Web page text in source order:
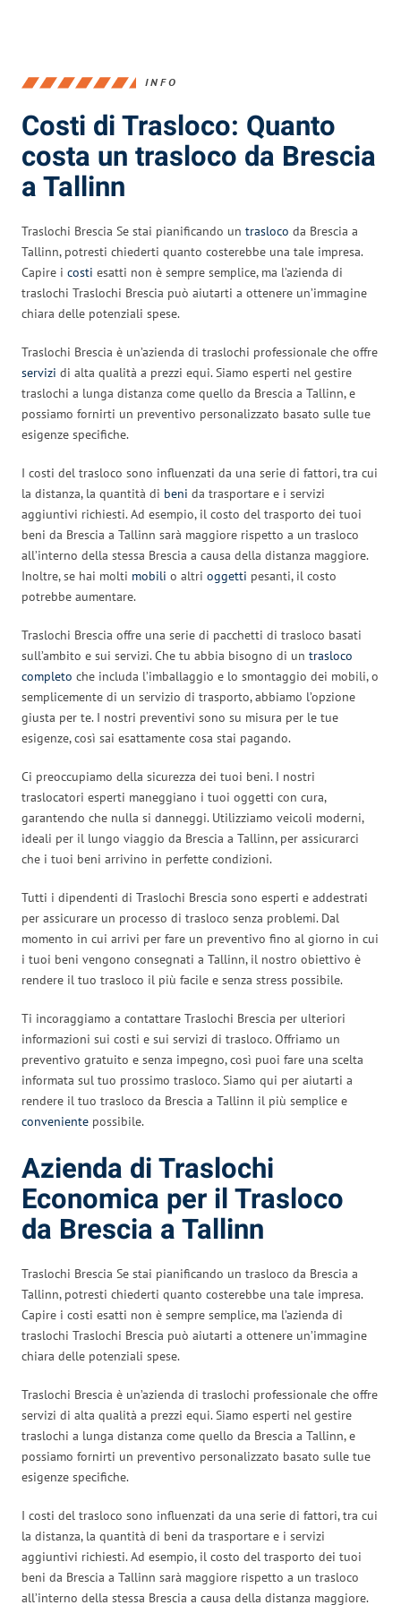
INFO
Costi di Trasloco: Quanto
costa un trasloco da Brescia
a Tallinn
Traslochi Brescia Se stai pianificando un trasloco da Brescia a
Tallinn, potresti chiederti quanto costerebbe una tale impresa.
Capire i costi esatti non è sempre semplice, ma l’azienda di
traslochi Traslochi Brescia può aiutarti a ottenere un’immagine
chiara delle potenziali spese.
Traslochi Brescia è un’azienda di traslochi professionale che offre
servizi di alta qualità a prezzi equi. Siamo esperti nel gestire
traslochi a lunga distanza come quello da Brescia a Tallinn, e
possiamo fornirti un preventivo personalizzato basato sulle tue
esigenze specifiche.
I costi del trasloco sono influenzati da una serie di fattori, tra cui
la distanza, la quantità di beni da trasportare e i servizi
aggiuntivi richiesti. Ad esempio, il costo del trasporto dei tuoi
beni da Brescia a Tallinn sarà maggiore rispetto a un trasloco
all’interno della stessa Brescia a causa della distanza maggiore.
Inoltre, se hai molti mobili o altri oggetti pesanti, il costo
potrebbe aumentare.
Traslochi Brescia offre una serie di pacchetti di trasloco basati
sull’ambito e sui servizi. Che tu abbia bisogno di un trasloco
completo che includa l’imballaggio e lo smontaggio dei mobili, o
semplicemente di un servizio di trasporto, abbiamo l’opzione
giusta per te. I nostri preventivi sono su misura per le tue
esigenze, così sai esattamente cosa stai pagando.
Ci preoccupiamo della sicurezza dei tuoi beni. I nostri
traslocatori esperti maneggiano i tuoi oggetti con cura,
garantendo che nulla si danneggi. Utilizziamo veicoli moderni,
ideali per il lungo viaggio da Brescia a Tallinn, per assicurarci
che i tuoi beni arrivino in perfette condizioni.
Tutti i dipendenti di Traslochi Brescia sono esperti e addestrati
per assicurare un processo di trasloco senza problemi. Dal
momento in cui arrivi per fare un preventivo fino al giorno in cui
i tuoi beni vengono consegnati a Tallinn, il nostro obiettivo è
rendere il tuo trasloco il più facile e senza stress possibile.
Ti incoraggiamo a contattare Traslochi Brescia per ulteriori
informazioni sui costi e sui servizi di trasloco. Offriamo un
preventivo gratuito e senza impegno, così puoi fare una scelta
informata sul tuo prossimo trasloco. Siamo qui per aiutarti a
rendere il tuo trasloco da Brescia a Tallinn il più semplice e
conveniente possibile.
Azienda di Traslochi
Economica per il Trasloco
da Brescia a Tallinn
Traslochi Brescia Se stai pianificando un trasloco da Brescia a
Tallinn, potresti chiederti quanto costerebbe una tale impresa.
Capire i costi esatti non è sempre semplice, ma l’azienda di
traslochi Traslochi Brescia può aiutarti a ottenere un’immagine
chiara delle potenziali spese.
Traslochi Brescia è un’azienda di traslochi professionale che offre
servizi di alta qualità a prezzi equi. Siamo esperti nel gestire
traslochi a lunga distanza come quello da Brescia a Tallinn, e
possiamo fornirti un preventivo personalizzato basato sulle tue
esigenze specifiche.
I costi del trasloco sono influenzati da una serie di fattori, tra cui
la distanza, la quantità di beni da trasportare e i servizi
aggiuntivi richiesti. Ad esempio, il costo del trasporto dei tuoi
beni da Brescia a Tallinn sarà maggiore rispetto a un trasloco
all’interno della stessa Brescia a causa della distanza maggiore.